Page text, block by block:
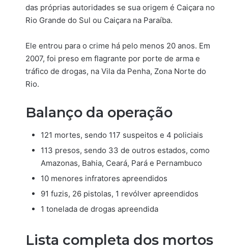
das próprias autoridades se sua origem é Caiçara no
Rio Grande do Sul ou Caiçara na Paraíba.
Ele entrou para o crime há pelo menos 20 anos. Em
2007, foi preso em flagrante por porte de arma e
tráfico de drogas, na Vila da Penha, Zona Norte do
Rio.
Balanço da operação
121 mortes, sendo 117 suspeitos e 4 policiais
113 presos, sendo 33 de outros estados, como
Amazonas, Bahia, Ceará, Pará e Pernambuco
10 menores infratores apreendidos
91 fuzis, 26 pistolas, 1 revólver apreendidos
1 tonelada de drogas apreendida
Lista completa dos mortos